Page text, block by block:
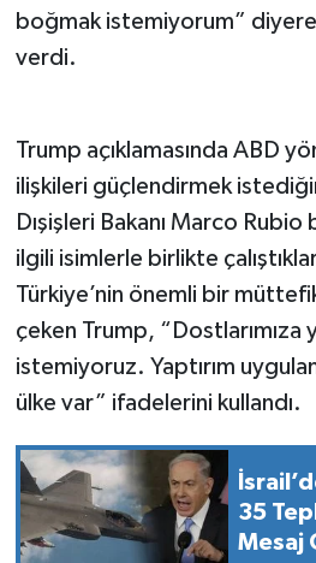
boğmak istemiyorum”
verdi.
Trump açıklamasında ABD
ilişkileri güçlendirmek
Dışişleri Bakanı Marco
ilgili isimlerle birlikte
Türkiye’nin önemli bir
çeken Trump, “Dostlarımıza
istemiyoruz. Yaptırım
ülke var” ifadelerini kullandı.
35
Mesaj